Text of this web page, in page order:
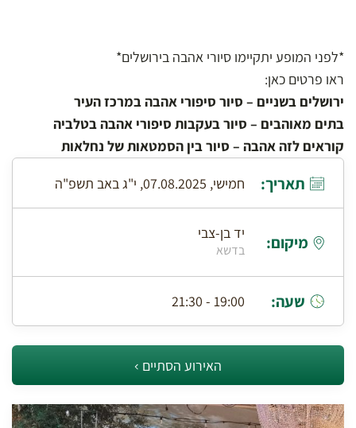
*לפני המופע יתקיימו סיורי אהבה בירושלים*
ראו פרטים כאן:
ירושלים בשניים – סיור סיפורי אהבה במרכז העיר
בתים מאוהבים – סיור בעקבות סיפורי אהבה בטלביה
קוראים לזה אהבה – סיור בין הסמטאות של נחלאות
תאריך: חמישי, 07.08.2025, י"ג באב תשפ"ה
מיקום: יד בן-צבי
בדשא
שעה: 19:00 - 21:30
האירוע הסתיים